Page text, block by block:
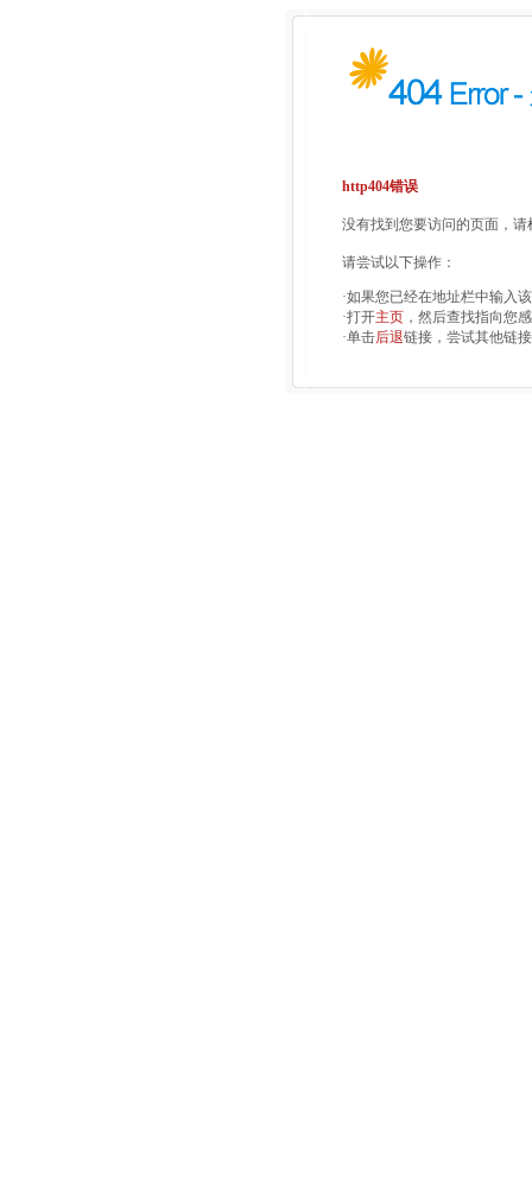
http404错误
没有找到您要访问的页面，
请尝试以下操作：
·如果您已经在地址栏中输入
·打开主页 ，然后查找指向您
·单击后退链接，尝试其他链